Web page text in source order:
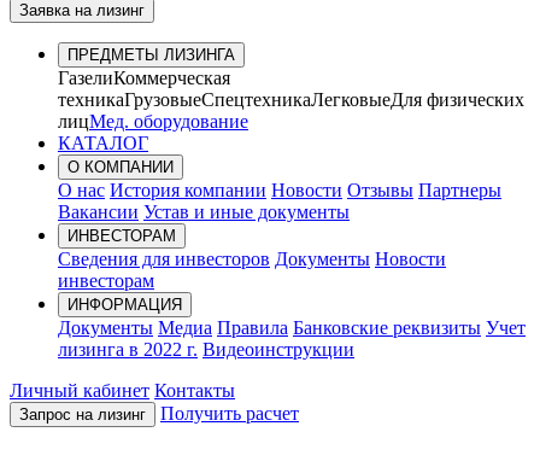
Заявка на лизинг
ПРЕДМЕТЫ ЛИЗИНГА
ГазелиКоммерческая
техникаГрузовыеСпецтехникаЛегковыеДля физических
лицМед. оборудование
КАТАЛОГ
О КОМПАНИИ
О нас История компании Новости Отзывы Партнеры
Вакансии Устав и иные документы
ИНВЕСТОРАМ
Сведения для инвесторов Документы Новости
инвесторам
ИНФОРМАЦИЯ
Документы Медиа Правила Банковские реквизиты Учет
лизинга в 2022 г. Видеоинструкции
Личный кабинет Контакты
Запрос на лизинг Получить расчет